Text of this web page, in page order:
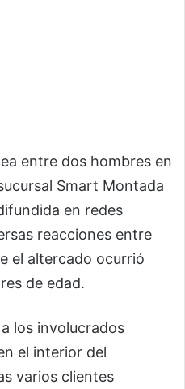
entre dos hombres en
Smart Montada
en redes
reacciones entre
el altercado ocurrió
de edad.
los involucrados
el interior del
varios clientes